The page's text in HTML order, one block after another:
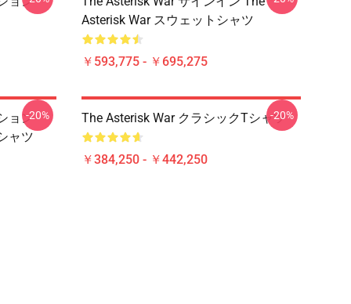
Asterisk War スウェットシャツ
￥593,775 - ￥695,275
ョン
ャツ
-20% The Asterisk War クラシックTシャツ
￥384,250 - ￥442,250
-20%